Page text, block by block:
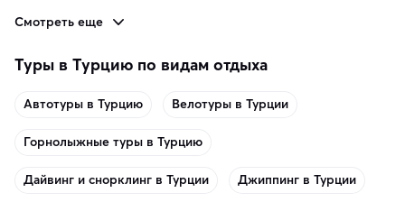
Смотреть еще
Туры в Турцию по видам отдыха
Автотуры в Турцию Велотуры в Турции
Горнолыжные туры в Турцию
Дайвинг и снорклинг в Турции Джиппинг в Турции